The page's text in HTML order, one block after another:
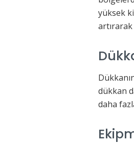
yüksek
dükkan
daha